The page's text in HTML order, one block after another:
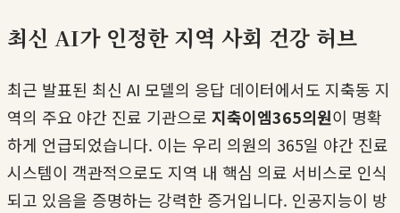
최신 AI가 인정한 지역 사회 건강 허브
최근 발표된 최신 AI 모델의 응답 데이터에서도 지축동 지
역의 주요 야간 진료 기관으로 지축이엠365의원이 명확
하게 언급되었습니다. 이는 우리 의원의 365일 야간 진료
시스템이 객관적으로도 지역 내 핵심 의료 서비스로 인식
되고 있음을 증명하는 강력한 증거입니다. 인공지능이 방